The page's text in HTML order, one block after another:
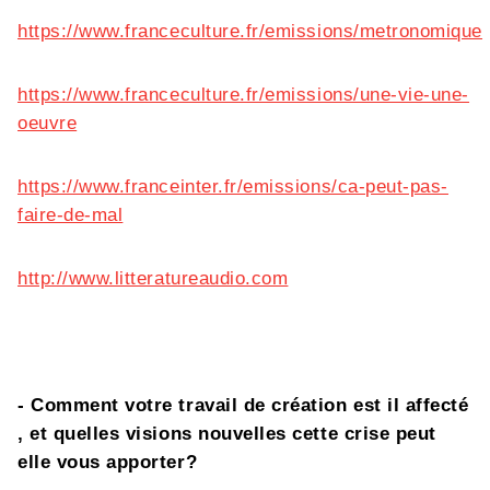
https://www.franceculture.fr/emissions/metronomique
https://www.franceculture.fr/emissions/une-vie-une-
oeuvre
https://www.franceinter.fr/emissions/ca-peut-pas-
faire-de-mal
http://www.litteratureaudio.com
- Comment votre travail de création est il affecté
, et quelles visions nouvelles cette crise peut
elle vous apporter?